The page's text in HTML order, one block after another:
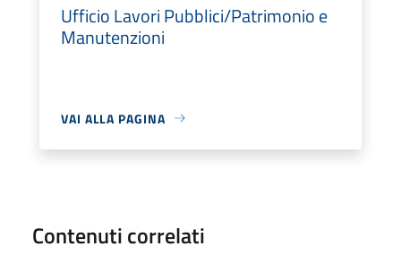
Ufficio Lavori Pubblici/Patrimonio e
Manutenzioni
VAI ALLA PAGINA
Contenuti correlati